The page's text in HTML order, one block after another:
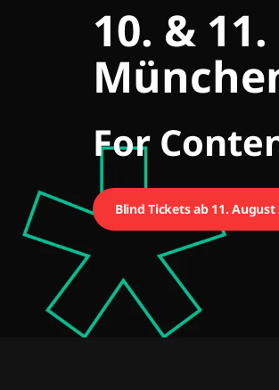
CMCX
10. &
For
Blind Tickets ab 11. August